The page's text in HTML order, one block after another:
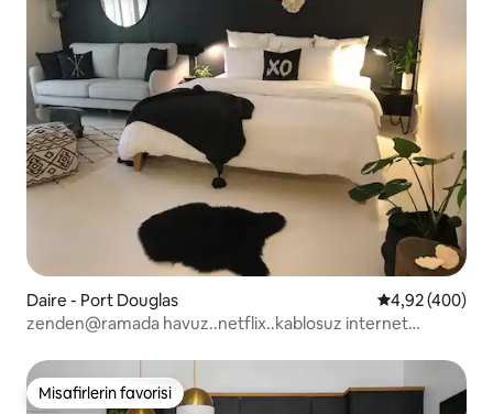
Daire - Port Douglas 5 üzerinden
4,92 (400)
zenden@ramada havuz..netflix..kablosuz internet
Misafirlerin favorisi
Misafirlerin favorisi